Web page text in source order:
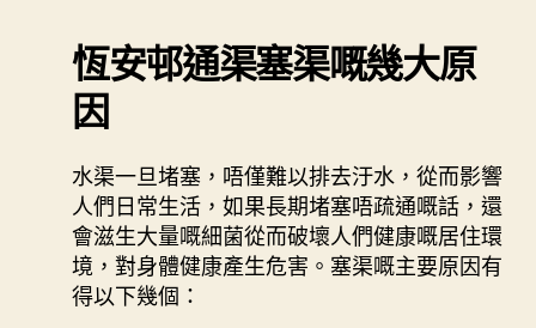
恆安邨通渠塞渠嘅幾大原
因
水渠一旦堵塞，唔僅難以排去汙水，從而影響
人們日常生活，如果長期堵塞唔疏通嘅話，還
會滋生大量嘅細菌從而破壞人們健康嘅居住環
境，對身體健康產生危害。塞渠嘅主要原因有
得以下幾個：